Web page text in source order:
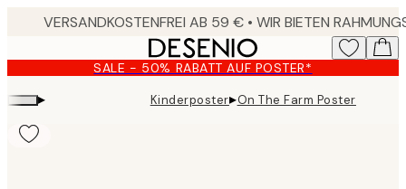
content.
SALE - 50% RABATT AUF POSTER*
▸ Kinderposter▸On The Farm Poster